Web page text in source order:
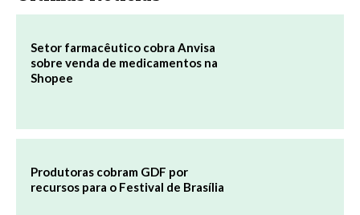
Setor farmacêutico cobra Anvisa
sobre venda de medicamentos na
Shopee
Produtoras cobram GDF por
recursos para o Festival de Brasília